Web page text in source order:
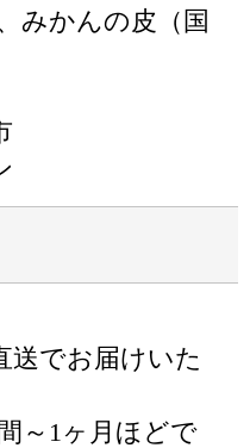
みかんの皮（国
送でお届けいた
～1ヶ月ほどで